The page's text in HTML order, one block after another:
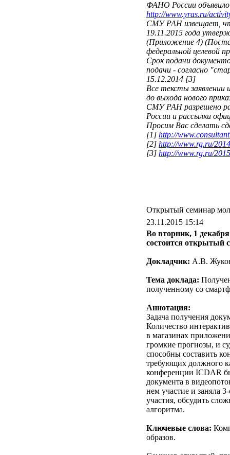
ФАНО России объявило
http://www.yras.ru/
СМУ РАН извещает,
19.11.2015 года
(Приложение 4)
федеральной целевой
Срок подачи
подачи - согласно
15.12.2014 [3]
Все тексты заявлении
до выхода нового
СМУ РАН разрешено
России и рассылки
Просим Вас сделать
[1] http://
[2] http://www.rg.ru/
[3] http://www.rg.ru/
Открытый семинар
23.11.2015 15:14
Во вторник, 1
состоится
Докладчик: А.В.
Тема доклада:
полученному со
Аннотация:
Задача получения
Количество
в магазинах
громкие прогнозы, и
способны составить
требующих должного
конференции ICDAR
документа в
нем участие и заняла
участия, обсудить
алгоритма.
Ключевые слова:
образов.